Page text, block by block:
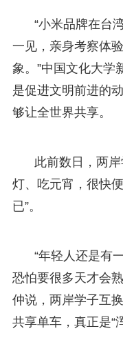
“小米品牌在台
一见，亲身考察体
象。”中国文化大学
是促进文明前进的
够让全世界共享。
此前数日，两
灯、吃元宵，很快
已”。
“年轻人还是有
恐怕要很多天才会
仲说，两岸学子互
共享单车，真正是“